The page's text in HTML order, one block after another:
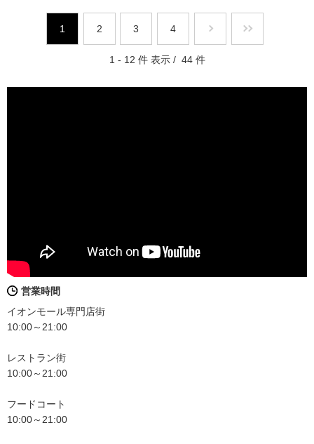
1 2 3 4
1 - 12 件 表示 / 44 件
営業時間
イオンモール専門店街
10:00～21:00
レストラン街
10:00～21:00
フードコート
10:00～21:00